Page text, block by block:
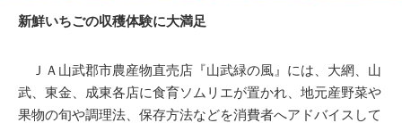
新鮮いちごの収穫体験に大満足
ＪＡ山武郡市農産物直売店『山武緑の風』には、大網、山
武、東金、成東各店に食育ソムリエが置かれ、地元産野菜や
果物の旬や調理法、保存方法などを消費者へアドバイスして